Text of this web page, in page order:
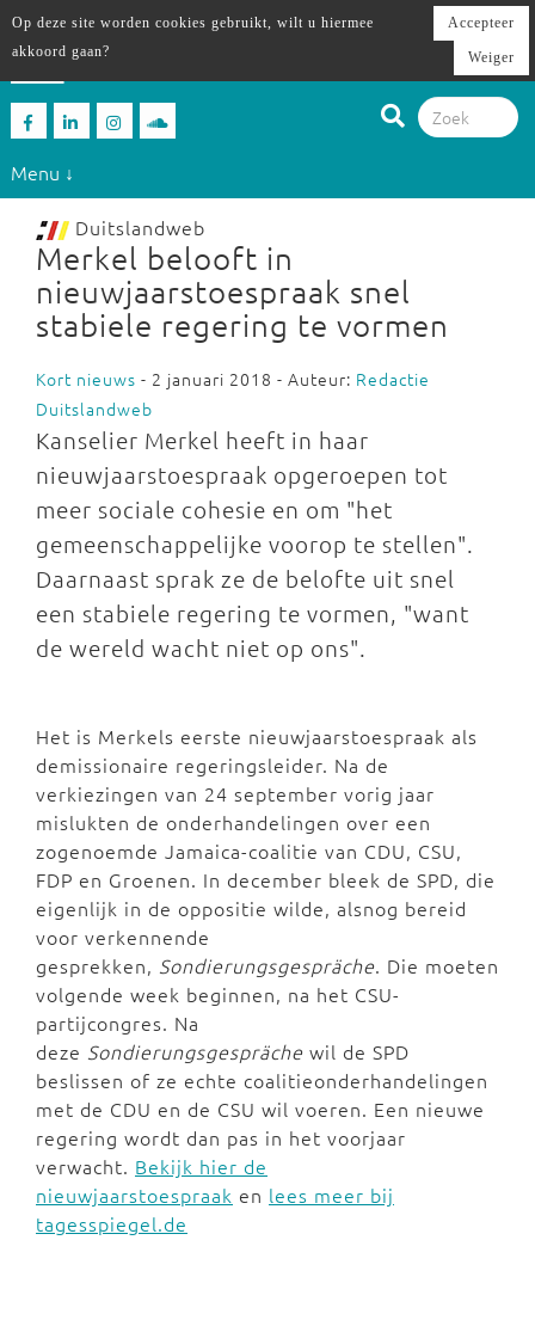
Menu ↓
Duitslandweb
Merkel belooft in
nieuwjaarstoespraak snel
stabiele regering te vormen
Kort nieuws - 2 januari 2018 - Auteur: Redactie
Duitslandweb
Kanselier Merkel heeft in haar
nieuwjaarstoespraak opgeroepen tot
meer sociale cohesie en om "het
gemeenschappelijke voorop te stellen".
Daarnaast sprak ze de belofte uit snel
een stabiele regering te vormen, "want
de wereld wacht niet op ons".
Het is Merkels eerste nieuwjaarstoespraak als
demissionaire regeringsleider. Na de
verkiezingen van 24 september vorig jaar
mislukten de onderhandelingen over een
zogenoemde Jamaica-coalitie van CDU, CSU,
FDP en Groenen. In december bleek de SPD, die
eigenlijk in de oppositie wilde, alsnog bereid
voor verkennende
gesprekken, Sondierungsgespräche. Die moeten
volgende week beginnen, na het CSU-
partijcongres. Na
deze Sondierungsgespräche wil de SPD
beslissen of ze echte coalitieonderhandelingen
met de CDU en de CSU wil voeren. Een nieuwe
regering wordt dan pas in het voorjaar
verwacht. Bekijk hier de
nieuwjaarstoespraak en lees meer bij
tagesspiegel.de
Op deze site worden cookies gebruikt, wilt u hiermee
akkoord gaan?
Accepteer
Weiger